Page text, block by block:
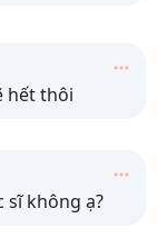
hết thôi
sĩ không ạ?